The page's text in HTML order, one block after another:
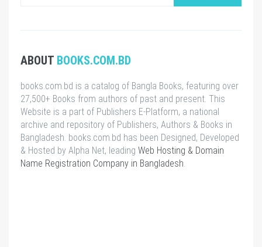
ABOUT BOOKS.COM.BD
books.com.bd is a catalog of Bangla Books, featuring over
27,500+ Books from authors of past and present. This
Website is a part of Publishers E-Platform, a national
archive and repository of Publishers, Authors & Books in
Bangladesh. books.com.bd has been Designed, Developed
& Hosted by Alpha Net, leading Web Hosting & Domain
Name Registration Company in Bangladesh.